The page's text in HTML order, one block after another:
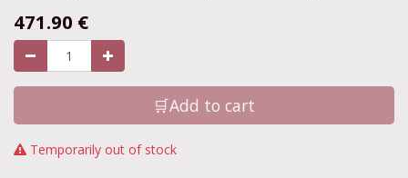
471.90 €
🛒Add to cart
Temporarily out of stock